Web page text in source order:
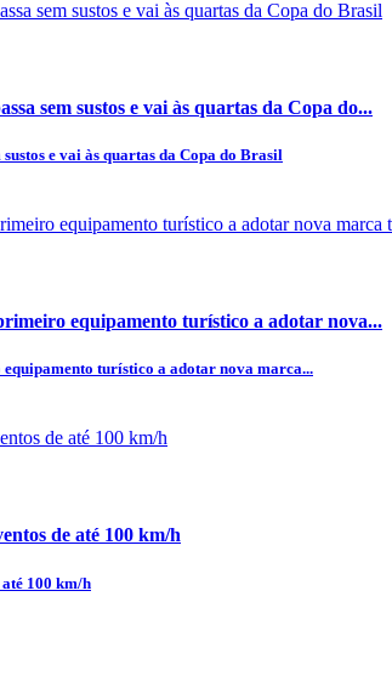
sem sustos e vai às quartas da Copa do...
e vai às quartas da Copa do Brasil
equipamento turístico a adotar nova...
turístico a adotar nova marca...
de até 100 km/h
100 km/h